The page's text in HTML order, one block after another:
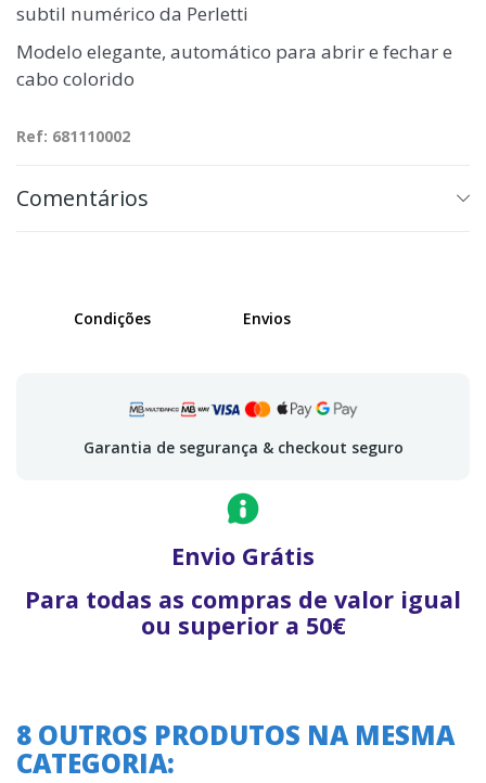
subtil numérico da Perletti
Modelo elegante, automático para abrir e fechar e
cabo colorido
Ref: 681110002
Comentários
Condições Envios
Garantia de segurança & checkout seguro
Envio Grátis
Para todas as compras de valor igual
ou superior a 50€
8 OUTROS PRODUTOS NA MESMA
CATEGORIA: